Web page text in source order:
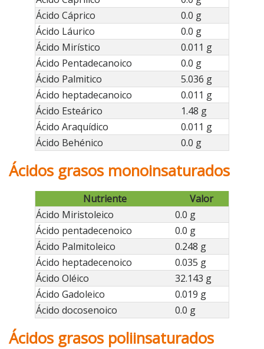
Ácido Cáprico
0.0 g
Ácido Láurico
0.0 g
Ácido Mirístico
0.011 g
Ácido Pentadecanoico
0.0 g
Ácido Palmitico
5.036 g
Ácido heptadecanoico
0.011 g
Ácido Esteárico
1.48 g
Ácido Araquídico
0.011 g
Ácido Behénico
0.0 g
Ácidos grasos monoinsaturados
Nutriente
Valor
Ácido Miristoleico
0.0 g
Ácido pentadecenoico
0.0 g
Ácido Palmitoleico
0.248 g
Ácido heptadecenoico
0.035 g
Ácido Oléico
32.143 g
Ácido Gadoleico
0.019 g
Ácido docosenoico
0.0 g
Ácidos grasos poliinsaturados